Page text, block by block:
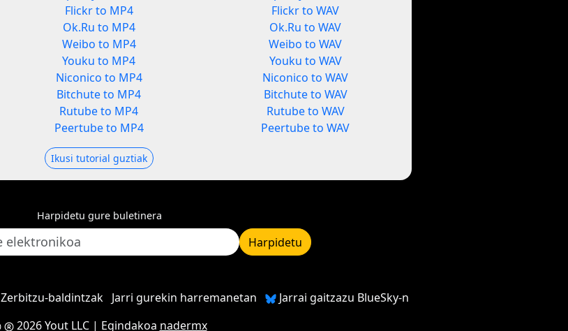
Flickr to MP4
Ok.Ru to MP4
Weibo to MP4
Youku to MP4
Niconico to MP4
Bitchute to MP4
Rutube to MP4
Peertube to MP4
Flickr to WAV
Ok.Ru to WAV
Weibo to WAV
Youku to WAV
Niconico to WAV
Bitchute to WAV
Rutube to WAV
Peertube to WAV
Ikusi tutorial guztiak
Harpidetu gure buletinera
Harpidetu
Zerbitzu-baldintzak Jarri gurekin harremanetan
Jarrai gaitzazu BlueSky-n
2026 Yout LLC| Egindakoa nadermx